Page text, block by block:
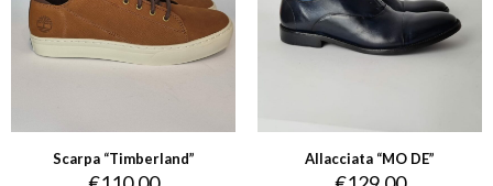
Scarpa “Timberland” Allacciata “MO DE”